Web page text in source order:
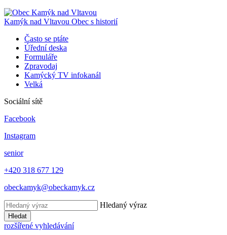
Kamýk nad Vltavou Obec s historií
Často se ptáte
Úřední deska
Formuláře
Zpravodaj
Kamýcký TV infokanál
Velká
Sociální sítě
Facebook
Instagram
senior
+420 318 677 129
obeckamyk@obeckamyk.cz
Hledaný výraz
Hledat
rozšířené vyhledávání